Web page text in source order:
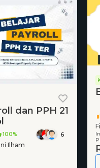
dan PPH 21
100% 6
Ilham